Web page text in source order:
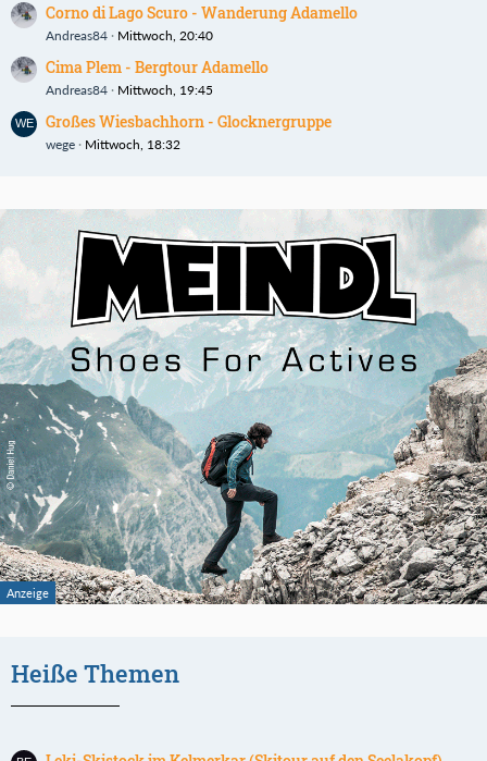
Corno di Lago Scuro - Wanderung Adamello
Andreas84 Mittwoch, 20:40
Cima Plem - Bergtour Adamello
Andreas84 Mittwoch, 19:45
Großes Wiesbachhorn - Glocknergruppe
wege Mittwoch, 18:32
Heiße Themen